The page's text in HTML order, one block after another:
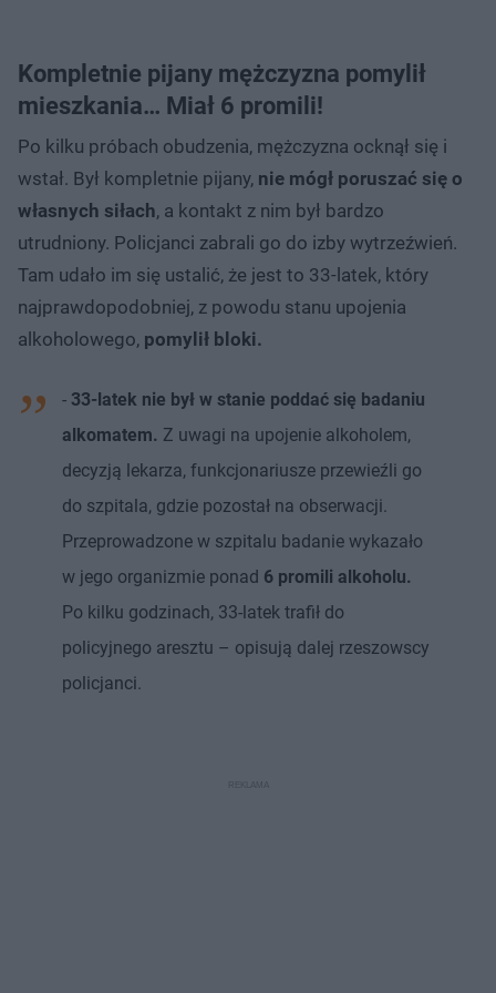
Kompletnie pijany mężczyzna pomylił
mieszkania… Miał 6 promili!
Po kilku próbach obudzenia, mężczyzna ocknął się i
wstał. Był kompletnie pijany, nie mógł poruszać się o
własnych siłach, a kontakt z nim był bardzo
utrudniony. Policjanci zabrali go do izby wytrzeźwień.
Tam udało im się ustalić, że jest to 33-latek, który
najprawdopodobniej, z powodu stanu upojenia
alkoholowego, pomylił bloki.
- 33-latek nie był w stanie poddać się badaniu
alkomatem. Z uwagi na upojenie alkoholem,
decyzją lekarza, funkcjonariusze przewieźli go
do szpitala, gdzie pozostał na obserwacji.
Przeprowadzone w szpitalu badanie wykazało
w jego organizmie ponad 6 promili alkoholu.
Po kilku godzinach, 33-latek trafił do
policyjnego aresztu – opisują dalej rzeszowscy
policjanci.